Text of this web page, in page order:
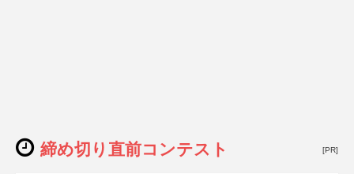
締め切り直前コンテスト [PR]